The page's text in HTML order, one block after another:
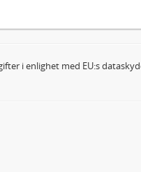
i enlighet med EU:s